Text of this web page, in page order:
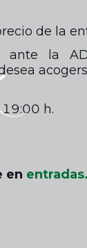
de la
la
h.
en